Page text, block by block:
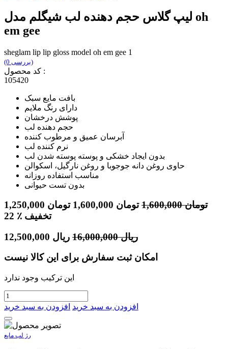
لیپ گلاس حجم دهنده لب شیگلم مدل oh
em gee
sheglam lip lip gloss model oh em gee 1
(0 بررسی)
کد محصول :
105420
بافت مایع سبک
دارای رنگ ملایم
پوشش درخشان
حجم دهنده لب
آبرسان عمیق و مرطوب کننده
نرم کننده لب
بدون ایجاد خشکی و پوسته پوسته شدن لب
حاوی روغن دانه جوجوبا و روغن نارگیل، اسکوالن
مناسب استفاده روزانه
بدون تست حیوانی
1,250,000 تومان 1,600,000 تومان 1,600,000 تومان
22
٪ تخفیف
12,500,000 ریال 16,000,000 ریال
امکان ثبت سفارش برای این کالا نیست
این ترکیب وجود ندارد
افزودن به سبد خرید افزودن به سبد خرید
رژ لب مایع